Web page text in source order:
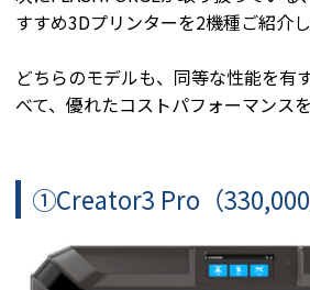
すすめ3Dプリンターを2機種ご紹介し
どちらのモデルも、同等な性能を有
べて、優れたコストパフォーマンス
①Creator3 Pro（330,000